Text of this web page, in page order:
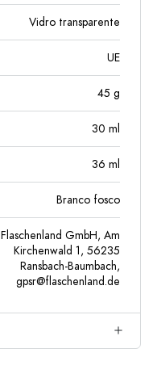
Vidro transparente
UE
45 g
30 ml
36 ml
Branco fosco
Flaschenland GmbH, Am
Kirchenwald 1, 56235
Ransbach-Baumbach,
gpsr@flaschenland.de